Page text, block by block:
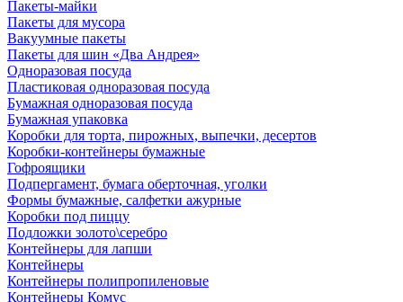
Пакеты-майки
Пакеты для мусора
Вакуумные пакеты
Пакеты для шин «Два Андрея»
Одноразовая посуда
Пластиковая одноразовая посуда
Бумажная одноразовая посуда
Бумажная упаковка
Коробки для торта, пирожных, выпечки, десертов
Коробки-контейнеры бумажные
Гофроящики
Подпергамент, бумага оберточная, уголки
Формы бумажные, салфетки ажурные
Коробки под пиццу
Подложки золото\серебро
Контейнеры для лапши
Контейнеры
Контейнеры полипропиленовые
Контейнеры Комус